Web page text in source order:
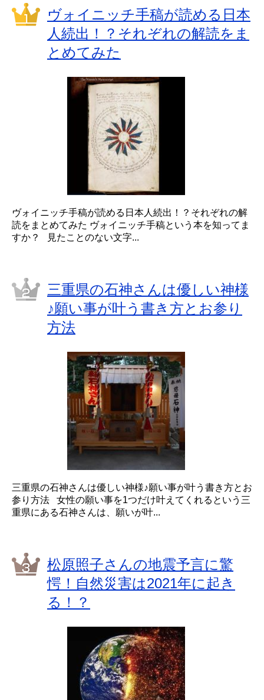
ヴォイニッチ手稿が読める日本
人続出！？それぞれの解読をま
とめてみた
ヴォイニッチ手稿が読める日本人続出！？それぞれの解
読をまとめてみた ヴォイニッチ手稿という本を知ってま
すか？ 見たことのない文字...
三重県の石神さんは優しい神様
♪願い事が叶う書き方とお参り
方法
三重県の石神さんは優しい神様♪願い事が叶う書き方とお
参り方法 女性の願い事を1つだけ叶えてくれるという三
重県にある石神さんは、願いが叶...
松原照子さんの地震予言に驚
愕！自然災害は2021年に起き
る！？